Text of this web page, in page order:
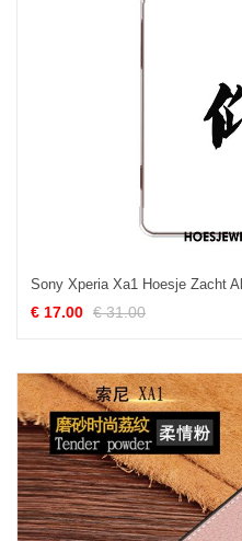
€ 17.00 € 31.00